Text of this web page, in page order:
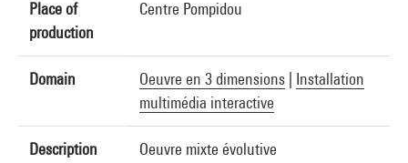
Place of
production
Centre Pompidou
Domain Oeuvre en 3 dimensions
Installation
multimédia interactive
Description Oeuvre mixte évolutive